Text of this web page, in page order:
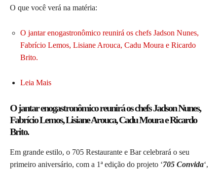
O que você verá na matéria:
O jantar enogastronômico reunirá os chefs Jadson Nunes,
Fabrício Lemos, Lisiane Arouca, Cadu Moura e Ricardo
Brito.
Leia Mais
O jantar enogastronômico reunirá os chefs Jadson Nunes,
Fabrício Lemos, Lisiane Arouca, Cadu Moura e Ricardo
Brito.
Em grande estilo, o 705 Restaurante e Bar celebrará o seu
primeiro aniversário, com a 1ª edição do projeto ‘705 Convida‘,